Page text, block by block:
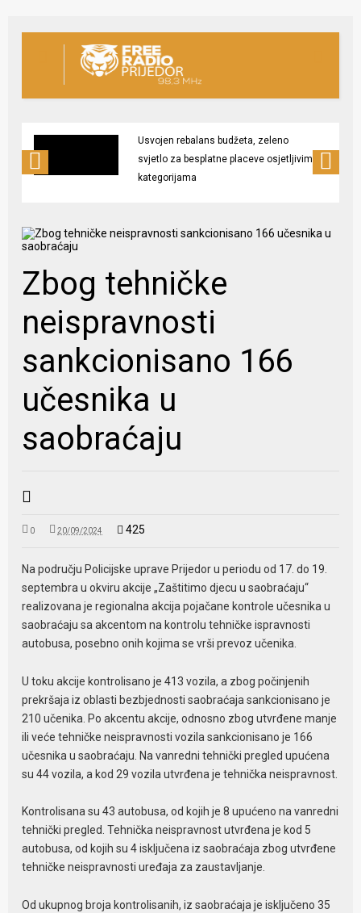
Usvojen rebalans budžeta, zeleno
svjetlo za besplatne placeve osjetljivim
kategorijama
Zbog tehničke
neispravnosti
sankcionisano 166
učesnika u
saobraćaju
0 20/09/2024 425
Na području Policijske uprave Prijedor u periodu od 17. do 19.
septembra u okviru akcije „Zaštitimo djecu u saobraćaju“
realizovana je regionalna akcija pojačane kontrole učesnika u
saobraćaju sa akcentom na kontrolu tehničke ispravnosti
autobusa, posebno onih kojima se vrši prevoz učenika.
U toku akcije kontrolisano je 413 vozila, a zbog počinjenih
prekršaja iz oblasti bezbjednosti saobraćaja sankcionisano je
210 učenika. Po akcentu akcije, odnosno zbog utvrđene manje
ili veće tehničke neispravnosti vozila sankcionisano je 166
učesnika u saobraćaju. Na vanredni tehnički pregled upućena
su 44 vozila, a kod 29 vozila utvrđena je tehnička neispravnost.
Kontrolisana su 43 autobusa, od kojih je 8 upućeno na vanredni
tehnički pregled. Tehnička neispravnost utvrđena je kod 5
autobusa, od kojih su 4 isključena iz saobraćaja zbog utvrđene
tehničke neispravnosti uređaja za zaustavljanje.
Od ukupnog broja kontrolisanih, iz saobraćaja je isključeno 35